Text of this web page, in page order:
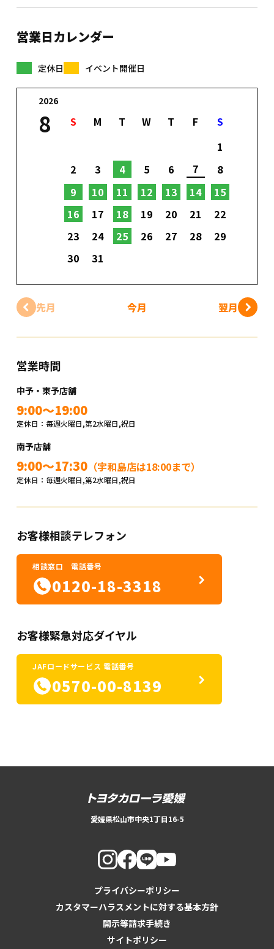
営業日カレンダー
定休日 イベント開催日
2026
8 S M T W T F
S
1
2
3 4 5 6 7
8
9
10 11 12 13 14
15
16
17 18 19 20 21
22
23
24 25 26 27 28
29
30
31
先月 今月 翌月
営業時間
中予・東予店舗
9:00～19:00
定休日：毎週火曜日,第2水曜日,祝日
南予店舗
9:00～17:30 （宇和島店は18:00まで）
定休日：毎週火曜日,第2水曜日,祝日
お客様相談テレフォン
相談窓口 電話番号
0120-18-3318
お客様緊急対応ダイヤル
JAFロードサービス 電話番号
0570-00-8139
愛媛県松山市中央1丁目16-5
プライバシーポリシー
カスタマーハラスメントに対する基本方針
開示等請求手続き
サイトポリシー